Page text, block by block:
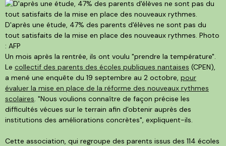
D'après une étude, 47% des parents d'élèves ne sont pas du
tout satisfaits de la mise en place des nouveaux rythmes. Photo
: AFP
Un mois après la rentrée, ils ont voulu "prendre la température".
Le collectif des parents des écoles publiques nantaises (CPEN),
a mené une enquête du 19 septembre au 2 octobre, pour
évaluer la mise en place de la réforme des nouveaux rythmes
scolaires . "Nous voulions connaître de façon précise les
difficultés vécues sur le terrain afin d'obtenir auprès des
institutions des améliorations concrètes", expliquent-ils.
Cette association, qui regroupe des parents issus des 114 écoles